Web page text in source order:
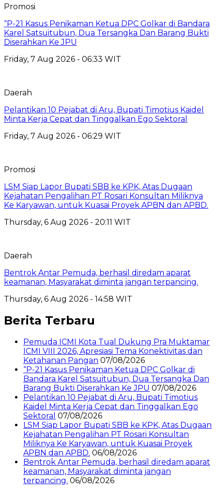
Promosi
“P-21 Kasus Penikaman Ketua DPC Golkar di Bandara
Karel Satsuitubun, Dua Tersangka Dan Barang Bukti
Diserahkan Ke JPU
Friday, 7 Aug 2026 - 06:33 WIT
Daerah
Pelantikan 10 Pejabat di Aru, Bupati Timotius Kaidel
Minta Kerja Cepat dan Tinggalkan Ego Sektoral
Friday, 7 Aug 2026 - 06:29 WIT
Promosi
LSM Siap Lapor Bupati SBB ke KPK, Atas Dugaan
Kejahatan Pengalihan PT Rosari Konsultan Miliknya
Ke Karyawan, untuk Kuasai Proyek APBN dan APBD.
Thursday, 6 Aug 2026 - 20:11 WIT
Daerah
Bentrok Antar Pemuda, berhasil diredam aparat
keamanan, Masyarakat diminta jangan terpancing.
Thursday, 6 Aug 2026 - 14:58 WIT
Berita Terbaru
Pemuda ICMI Kota Tual Dukung Pra Muktamar
ICMI VIII 2026, Apresiasi Tema Konektivitas dan
Ketahanan Pangan 07/08/2026
“P-21 Kasus Penikaman Ketua DPC Golkar di
Bandara Karel Satsuitubun, Dua Tersangka Dan
Barang Bukti Diserahkan Ke JPU 07/08/2026
Pelantikan 10 Pejabat di Aru, Bupati Timotius
Kaidel Minta Kerja Cepat dan Tinggalkan Ego
Sektoral 07/08/2026
LSM Siap Lapor Bupati SBB ke KPK, Atas Dugaan
Kejahatan Pengalihan PT Rosari Konsultan
Miliknya Ke Karyawan, untuk Kuasai Proyek
APBN dan APBD. 06/08/2026
Bentrok Antar Pemuda, berhasil diredam aparat
keamanan, Masyarakat diminta jangan
terpancing. 06/08/2026